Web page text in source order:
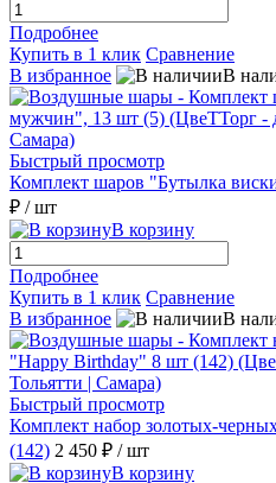
Подробнее
Купить в 1 клик Сравнение
В избранное
В
Быстрый просмотр
Комплект шаров "Бутылка
₽ / шт
В корзину
Подробнее
Купить в 1 клик Сравнение
В избранное
В
Быстрый просмотр
Комплект набор золотых-
(142) 2 450 ₽ / шт
В корзину